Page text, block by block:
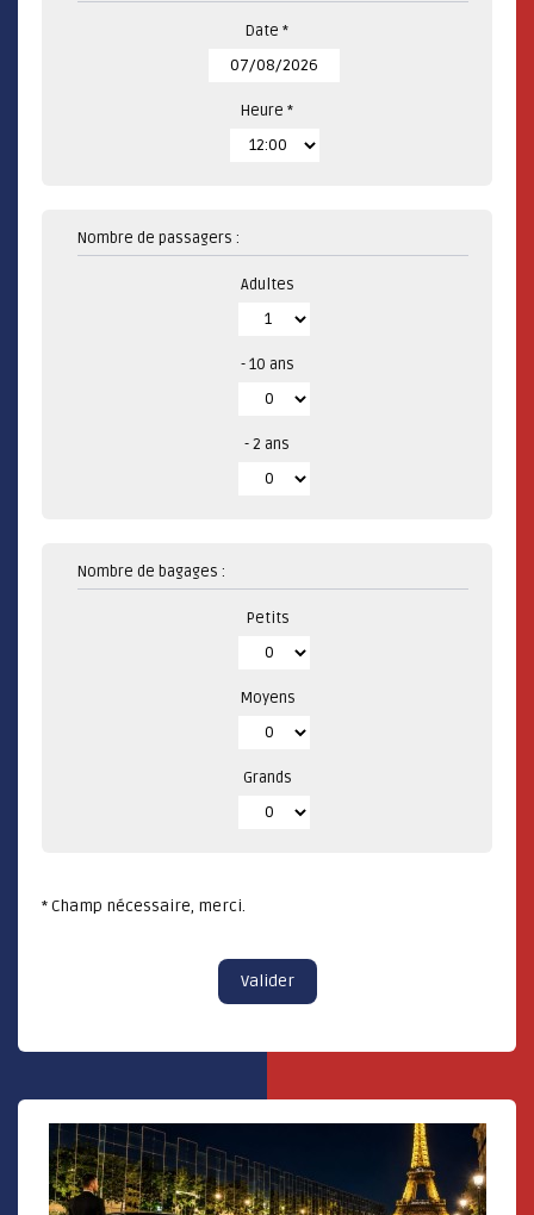
Date *
Heure *
Nombre de passagers :
Adultes
- 10 ans
- 2 ans
Nombre de bagages :
Petits
Moyens
Grands
* Champ nécessaire, merci.
Valider